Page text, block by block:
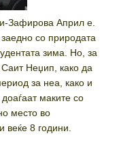
Зафирова Април е.
со природата
зима. Но, за
Неџип, како да
за неа, како и
маките со
место во
веќе 8 години.